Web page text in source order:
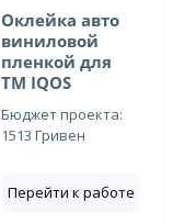
Оклейка авто
виниловой
пленкой для
ТМ IQOS
Бюджет проекта:
1513 Гривен
Перейти к работе